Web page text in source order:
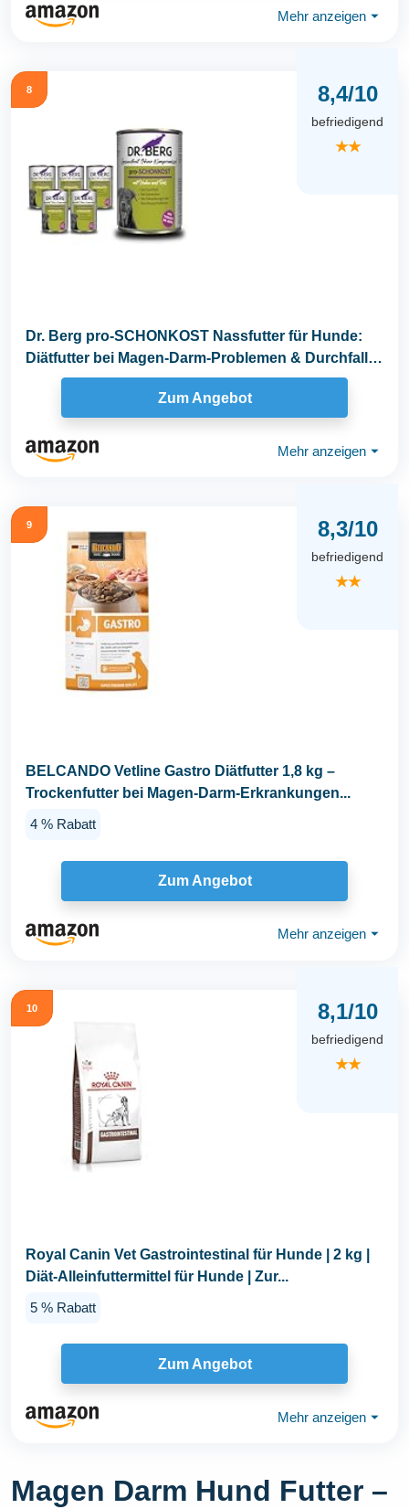
Mehr anzeigen ⏷
8 8,4/10
befriedigend
★★
Dr. Berg pro-SCHONKOST Nassfutter für Hunde:
Diätfutter bei Magen-Darm-Problemen & Durchfall
Zum Angebot
Mehr anzeigen ⏷
9 8,3/10
befriedigend
★★
BELCANDO Vetline Gastro Diätfutter 1,8 kg –
Trockenfutter bei Magen-Darm-Erkrankungen...
4 % Rabatt
Zum Angebot
Mehr anzeigen ⏷
10 8,1/10
befriedigend
★★
Royal Canin Vet Gastrointestinal für Hunde | 2 kg |
Diät-Alleinfuttermittel für Hunde | Zur...
5 % Rabatt
Zum Angebot
Mehr anzeigen ⏷
Magen Darm Hund Futter –